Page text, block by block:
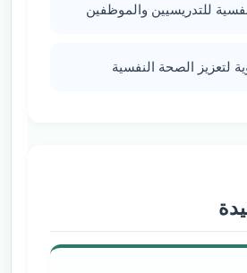
للتدريسيين والموظفين
لتعزيز الصحة النفسية